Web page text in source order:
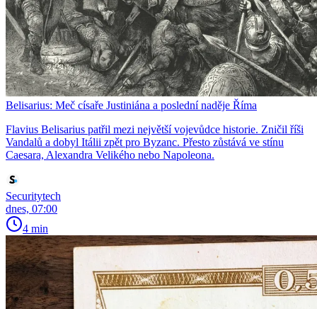
Belisarius: Meč císaře Justiniána a poslední naděje Říma
Flavius Belisarius patřil mezi největší vojevůdce historie. Zničil říši
Vandalů a dobyl Itálii zpět pro Byzanc. Přesto zůstává ve stínu
Caesara, Alexandra Velikého nebo Napoleona.
Securitytech
dnes, 07:00
4 min